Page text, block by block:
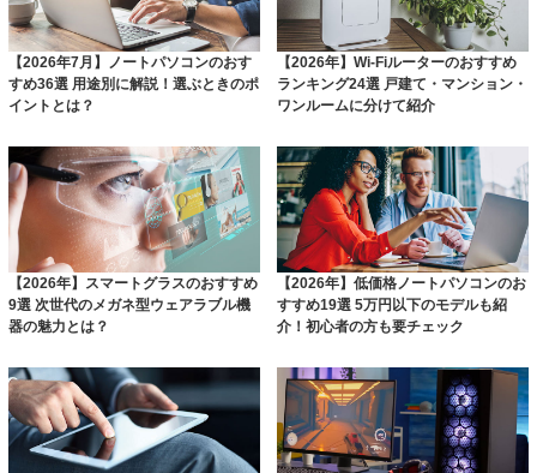
【2026年7月】ノートパソコンのおす
すめ36選 用途別に解説！選ぶときのポ
イントとは？
【2026年】Wi-Fiルーターのおすすめ
ランキング24選 戸建て・マンション・
ワンルームに分けて紹介
【2026年】スマートグラスのおすすめ
9選 次世代のメガネ型ウェアラブル機
器の魅力とは？
【2026年】低価格ノートパソコンのお
すすめ19選 5万円以下のモデルも紹
介！初心者の方も要チェック